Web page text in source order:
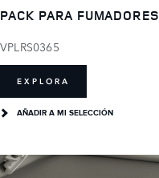
PACK PARA FUMADORES
VPLRS0365
EXPLORA
AÑADIR A MI SELECCIÓN